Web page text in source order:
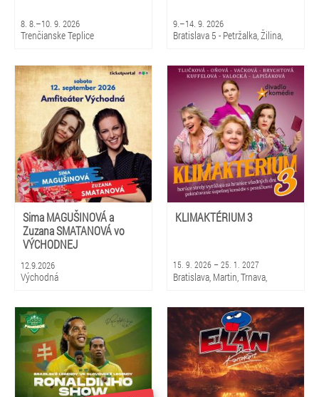
8. 8.–10. 9. 2026
Trenčianske Teplice
9.–14. 9. 2026
Bratislava 5 - Petržalka, Žilina,
Sima MAGUŠINOVÁ a
Zuzana SMATANOVÁ vo
VÝCHODNEJ
12.9.2026
Východná
KLIMAKTÉRIUM 3
15. 9. 2026 – 25. 1. 2027
Bratislava, Martin, Trnava,
Mikuláš, Košice, Prešov, Banská
Bystrica, Žilina